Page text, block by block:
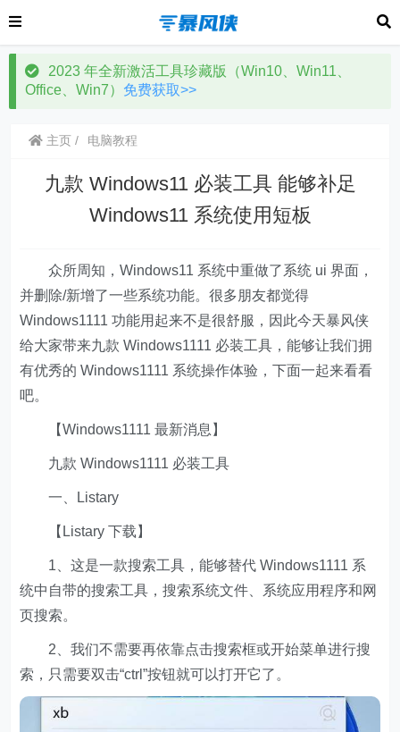
2023 年全新激活工具珍藏版（Win10、Win11、
Office、Win7） 免费获取>>
主页 电脑教程
九款 Windows11 必装工具 能够补足
Windows11 系统使用短板
众所周知，Windows11 系统中重做了系统 ui 界面，
并删除/新增了一些系统功能。很多朋友都觉得
Windows1111 功能用起来不是很舒服，因此今天暴风侠
给大家带来九款 Windows1111 必装工具，能够让我们拥
有优秀的 Windows1111 系统操作体验，下面一起来看看
吧。
【Windows1111 最新消息】
九款 Windows1111 必装工具
一、Listary
【Listary 下载】
1、这是一款搜索工具，能够替代 Windows1111 系
统中自带的搜索工具，搜索系统文件、系统应用程序和网
页搜索。
2、我们不需要再依靠点击搜索框或开始菜单进行搜
索，只需要双击“ctrl”按钮就可以打开它了。